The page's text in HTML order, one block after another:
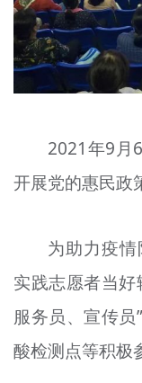
2021年9月
开展党的惠民政
为助力疫
实践志愿者当好
服务员、宣传
酸检测点等积极